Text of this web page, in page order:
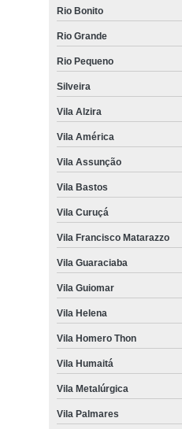
Rio Bonito
Rio Grande
Rio Pequeno
Silveira
Vila Alzira
Vila América
Vila Assunção
Vila Bastos
Vila Curuçá
Vila Francisco Matarazzo
Vila Guaraciaba
Vila Guiomar
Vila Helena
Vila Homero Thon
Vila Humaitá
Vila Metalúrgica
Vila Palmares